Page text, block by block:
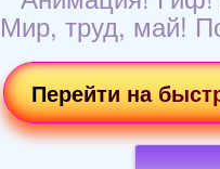
Мир, труд, май!
Перейти на